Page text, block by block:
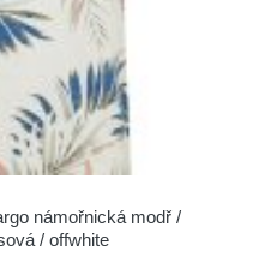
námořnická modř /
/ offwhite